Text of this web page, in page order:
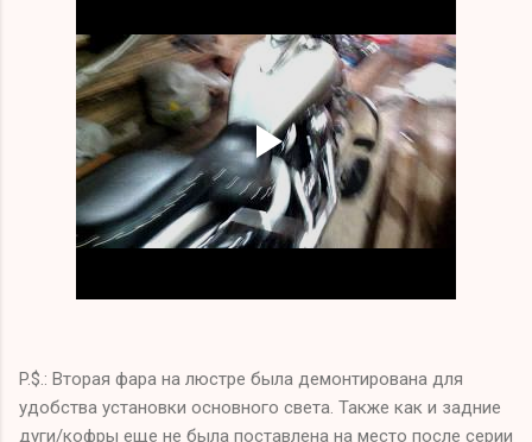
P.$.: Вторая фара на люстре была демонтирована для
удобства установки основного света. Также как и задние
дуги/кофры еще не была поставлена на место после серии